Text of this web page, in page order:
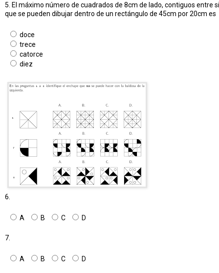
5. El máximo número de cuadrados de 8cm de lado, contiguos entre
que se pueden dibujar dentro de un rectángulo de 45cm por 20cm es
doce
trece
catorce
diez
6.
A B C D
7.
A B C D